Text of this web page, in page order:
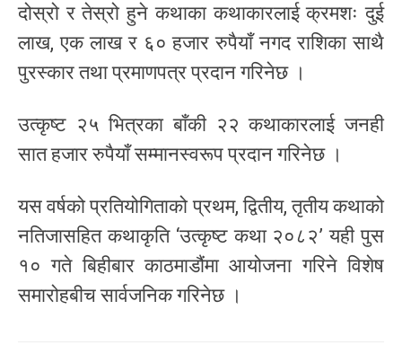
दोस्रो र तेस्रो हुने कथाका कथाकारलाई क्रमशः दुई
लाख, एक लाख र ६० हजार रुपैयाँ नगद राशिका साथै
पुरस्कार तथा प्रमाणपत्र प्रदान गरिनेछ ।
उत्कृष्ट २५ भित्रका बाँकी २२ कथाकारलाई जनही
सात हजार रुपैयाँ सम्मानस्वरूप प्रदान गरिनेछ ।
यस वर्षको प्रतियोगिताको प्रथम, द्वितीय, तृतीय कथाको
नतिजासहित कथाकृति ‘उत्कृष्ट कथा २०८२’ यही पुस
१० गते बिहीबार काठमाडौंमा आयोजना गरिने विशेष
समारोहबीच सार्वजनिक गरिनेछ ।